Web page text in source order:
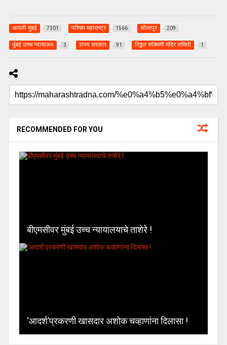
आपली मुंबई 7301 पश्चिम महाराष्ट्र 1566 सोलापूर 209
मुंबई उच्च न्यायालय 3 राज्य सरकार 91 विठ्ठल रुक्मिणी मंदिर समिती 1
RECOMMENDED FOR YOU
बीएमसीवर मुंबई उच्च न्यायालयाचे ताशेरे !
‘आदर्श’प्रकरणी खासदार अशोक चव्हाणांना दिलासा !